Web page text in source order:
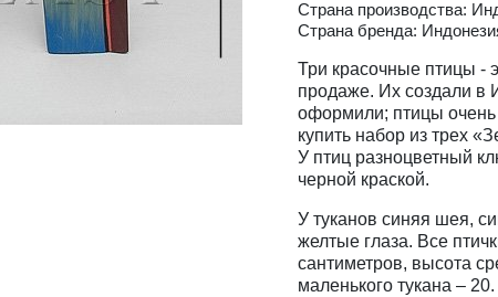
Страна производства:
Страна бренда:
Три красочные птицы -
продаже. Их создали в
оформили; птицы
купить набор из трех
У птиц разноцветный
черной краской.
У туканов синяя шея,
желтые глаза. Все
сантиметров, высота
маленького тукана –